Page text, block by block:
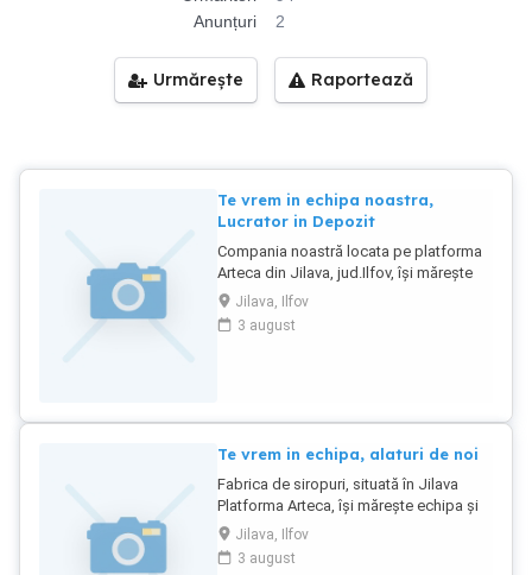
Anunțuri
2
Urmărește Raportează
Te vrem in echipa noastra,
Lucrator in Depozit
Compania noastră locata pe platforma
Arteca din Jilava, jud.Ilfov, își mărește
echipa și angajează Lucrător Depozit.
Responsabilități: Încărcarea și
descărcarea mărfurilor; Manipularea și
de lucru; Respectarea procedurilor de
lucru și a normelor de siguranță. Cerințe:
Seriozitate, punctualitate și spirit de
echipă; Disponibilitate pentru activitate
fizică; Experiența în depozit reprezintă
un avantaj; Operarea cu liza manuală
sau electrică constituie un avantaj.
Jilava, Ilfov
3 august
Te vrem in echipa, alaturi de noi
Fabrica de siropuri, situată în Jilava
Platforma Arteca, își mărește echipa și
angajează Operator Facturare.
Responsabilități: Emiterea și verificarea
facturilor; Introducerea și actualizarea
Jilava, Ilfov
3 august